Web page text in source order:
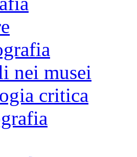
nei musei
critica